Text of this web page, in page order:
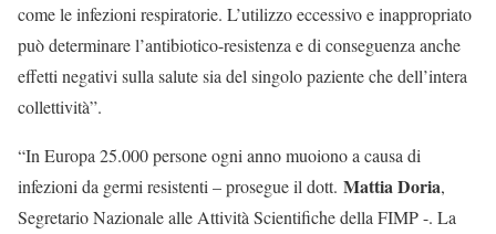
come le infezioni respiratorie. L’utilizzo eccessivo e inappropriato
può determinare l’antibiotico-resistenza e di conseguenza anche
effetti negativi sulla salute sia del singolo paziente che dell’intera
collettività”.
“In Europa 25.000 persone ogni anno muoiono a causa di
infezioni da germi resistenti – prosegue il dott. Mattia Doria,
Segretario Nazionale alle Attività Scientifiche della FIMP -. La